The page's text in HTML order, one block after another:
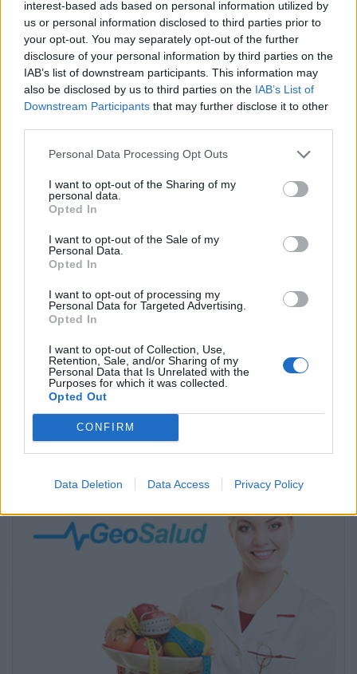
interest-based ads based on personal information utilized by
us or personal information disclosed to third parties prior to
your opt-out. You may separately opt-out of the further
disclosure of your personal information by third parties on the
IAB’s list of downstream participants. This information may
also be disclosed by us to third parties on the IAB’s List of
Downstream Participants that may further disclose it to other
Personal Data Processing Opt Outs
I want to opt-out of the Sharing of my
personal data.
Opted In
I want to opt-out of the Sale of my
Personal Data.
Opted In
I want to opt-out of processing my
Personal Data for Targeted Advertising.
Opted In
I want to opt-out of Collection, Use,
Retention, Sale, and/or Sharing of my
Personal Data that Is Unrelated with the
Purposes for which it was collected.
Opted Out
CONFIRM
Data Deletion Data Access Privacy Policy
Hipertensión Indice
Qué es la Hipertensión Arterial?
Criterios para establecer la Hipertensión
Arterial
100 Preguntas y 100 Respuestas sobre
Procedimiento para Tomar la Presión
Técnicas para la Medición de la Presión
Arterial
Recomendaciones para la automedición de la
PA
Tipos de Hipertensión Arterial
Hipertensión Sistólica Aislada
Autor:Dr. Carlos Muñoz Retana
â€‹Actualizado: 27 de Octubre, 2018